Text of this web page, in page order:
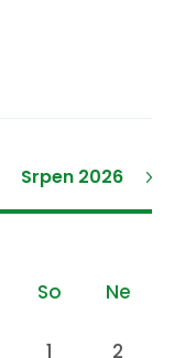
Srpen 2026
So Ne
1 2